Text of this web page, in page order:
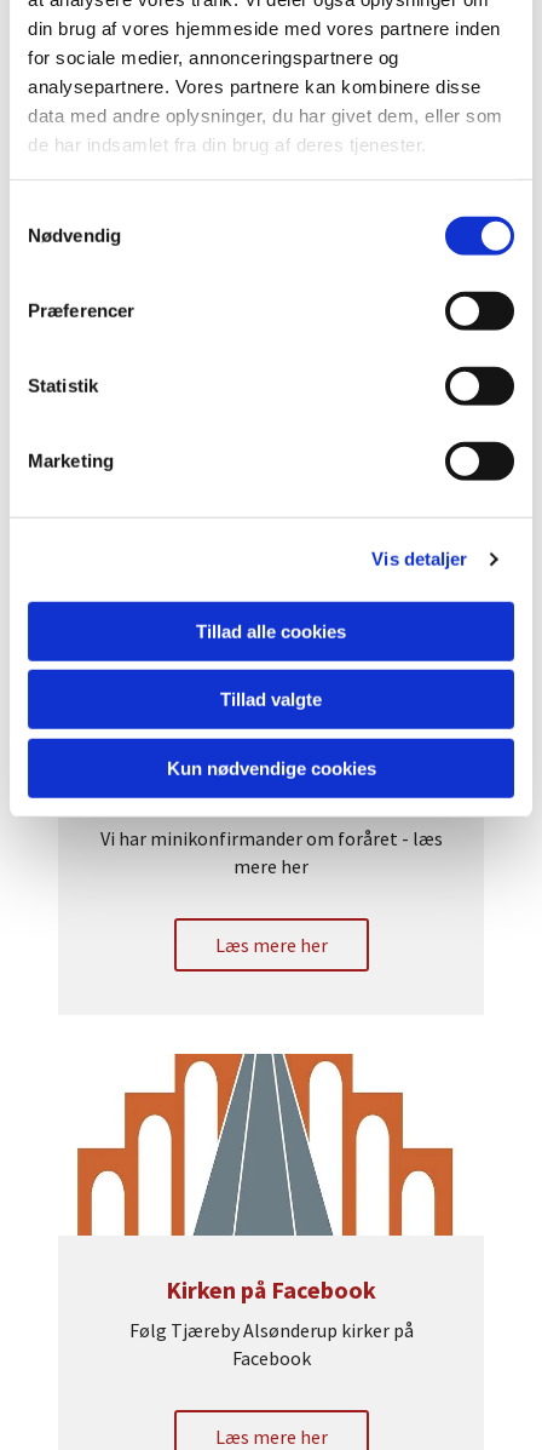
din brug af vores hjemmeside med vores partnere inden
for sociale medier, annonceringspartnere og
analysepartnere. Vores partnere kan kombinere disse
data med andre oplysninger, du har givet dem, eller som
de har indsamlet fra din brug af deres tjenester.
Nødvendig
Præferencer
Statistik
Marketing
Vis detaljer
Tillad alle cookies
Tillad valgte
Kun nødvendige cookies
Minikonfirmander
Vi har minikonfirmander om foråret - læs
mere her
Læs mere her
Kirken på Facebook
Følg Tjæreby Alsønderup kirker på
Facebook
Læs mere her